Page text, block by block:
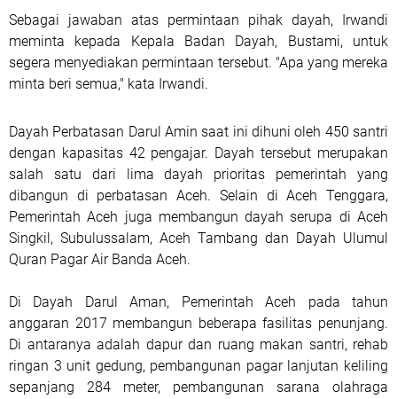
Sebagai jawaban atas permintaan pihak dayah, Irwandi
meminta kepada Kepala Badan Dayah, Bustami, untuk
segera menyediakan permintaan tersebut. "Apa yang mereka
minta beri semua," kata Irwandi.
Dayah Perbatasan Darul Amin saat ini dihuni oleh 450 santri
dengan kapasitas 42 pengajar. Dayah tersebut merupakan
salah satu dari lima dayah prioritas pemerintah yang
dibangun di perbatasan Aceh. Selain di Aceh Tenggara,
Pemerintah Aceh juga membangun dayah serupa di Aceh
Singkil, Subulussalam, Aceh Tambang dan Dayah Ulumul
Quran Pagar Air Banda Aceh.
Di Dayah Darul Aman, Pemerintah Aceh pada tahun
anggaran 2017 membangun beberapa fasilitas penunjang.
Di antaranya adalah dapur dan ruang makan santri, rehab
ringan 3 unit gedung, pembangunan pagar lanjutan keliling
sepanjang 284 meter, pembangunan sarana olahraga